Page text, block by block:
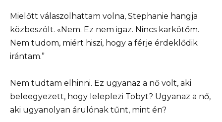
Mielőtt válaszolhattam volna, Stephanie hangja
közbeszólt. «Nem. Ez nem igaz. Nincs karkötőm.
Nem tudom, miért hiszi, hogy a férje érdeklődik
irántam.”
Nem tudtam elhinni. Ez ugyanaz a nő volt, aki
beleegyezett, hogy leleplezi Tobyt? Ugyanaz a nő,
aki ugyanolyan árulónak tűnt, mint én?